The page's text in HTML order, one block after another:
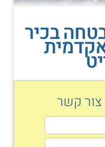
בכיר
צור קשר